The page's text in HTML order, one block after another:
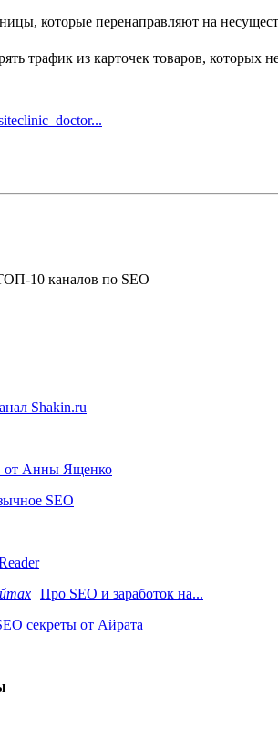
которые перенаправляют на
трафик из карточек товаров, которых
Shakin.ru
от Анны Ященко
SEO
Про SEO и заработок на...
секреты от Айрата